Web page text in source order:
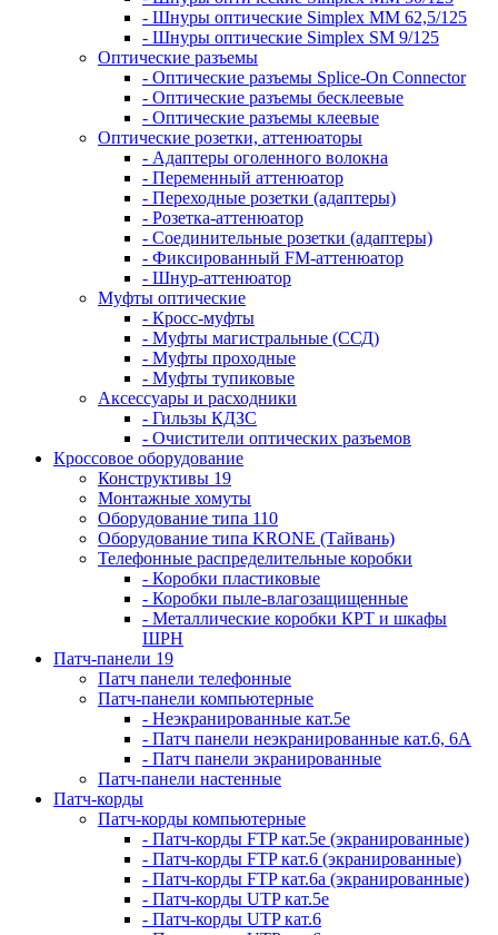
- Шнуры оптические Simplex MM 62,5/125
- Шнуры оптические Simplex SM 9/125
Оптические разъемы
- Оптические разъемы Splice-On Connector
- Оптические разъемы бесклеевые
- Оптические разъемы клеевые
Оптические розетки, аттенюаторы
- Адаптеры оголенного волокна
- Переменный аттенюатор
- Переходные розетки (адаптеры)
- Розетка-аттенюатор
- Соединительные розетки (адаптеры)
- Фиксированный FM-аттенюатор
- Шнур-аттенюатор
Муфты оптические
- Кросс-муфты
- Муфты магистральные (ССД)
- Муфты проходные
- Муфты тупиковые
Аксессуары и расходники
- Гильзы КДЗС
- Очистители оптических разъемов
Кроссовое оборудование
Конструктивы 19
Монтажные хомуты
Оборудование типа 110
Оборудование типа KRONE (Тайвань)
Телефонные распределительные коробки
- Коробки пластиковые
- Коробки пыле-влагозащищенные
- Металлические коробки КРТ и шкафы
ШРН
Патч-панели 19
Патч панели телефонные
Патч-панели компьютерные
- Неэкранированные кат.5е
- Патч панели неэкранированные кат.6, 6А
- Патч панели экранированные
Патч-панели настенные
Патч-корды
Патч-корды компьютерные
- Патч-корды FTP кат.5е (экранированные)
- Патч-корды FTP кат.6 (экранированные)
- Патч-корды FTP кат.6а (экранированные)
- Патч-корды UTP кат.5е
- Патч-корды UTP кат.6